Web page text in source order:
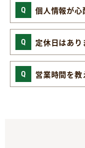
個人情報が心
定休日はあり
営業時間を教